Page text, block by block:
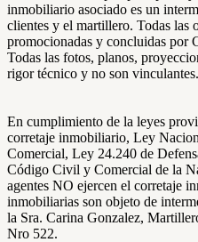
inmobiliario asociado es un
clientes y el martillero. Todas las
promocionadas y concluidas por
Todas las fotos, planos,
rigor técnico y no son
En cumplimiento de la leyes
corretaje inmobiliario, Ley
Comercial, Ley 24.240 de
Código Civil y Comercial de la
agentes NO ejercen el corretaje
inmobiliarias son objeto de
la Sra. Carina Gonzalez,
Nro 522.